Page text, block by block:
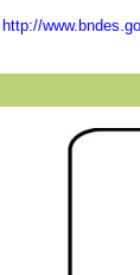
http://